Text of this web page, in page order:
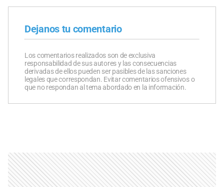
Dejanos tu comentario
Los comentarios realizados son de exclusiva
responsabilidad de sus autores y las consecuencias
derivadas de ellos pueden ser pasibles de las sanciones
legales que correspondan. Evitar comentarios ofensivos o
que no respondan al tema abordado en la información.